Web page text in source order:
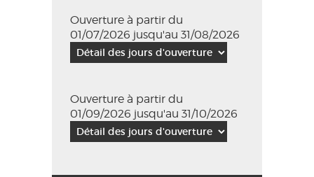
Ouverture à partir du
01/07/2026 jusqu'au 31/08/2026
Ouverture à partir du
01/09/2026 jusqu'au 31/10/2026